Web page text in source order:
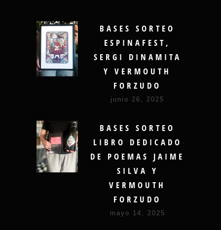
BASES SORTEO
ESPINAFEST,
SERGI DINAMITA
Y VERMOUTH
FORZUDO
junio 26, 2025
BASES SORTEO
LIBRO DEDICADO
DE POEMAS JAIME
SILVA Y
VERMOUTH
FORZUDO
mayo 14, 2025